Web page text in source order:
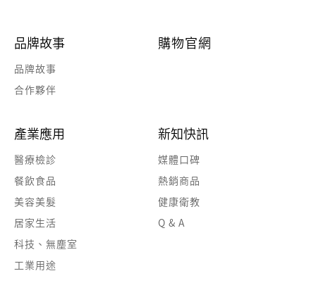
購物官網
品牌故事
品牌故事
合作夥伴
產業應用
醫療檢診
餐飲食品
美容美髮
居家生活
科技、無塵室
工業用途
新知快訊
媒體口碑
熱銷商品
健康衛教
Q & A